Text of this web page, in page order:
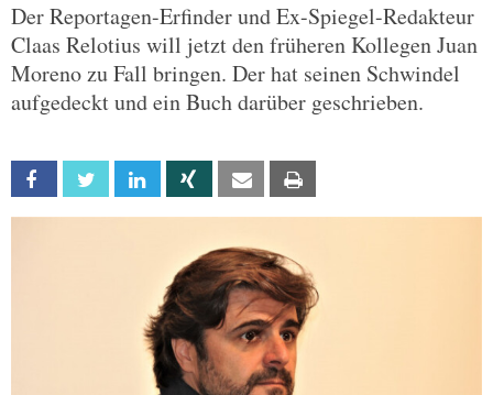
Der Reportagen-Erfinder und Ex-Spiegel-Redakteur
Claas Relotius will jetzt den früheren Kollegen Juan
Moreno zu Fall bringen. Der hat seinen Schwindel
aufgedeckt und ein Buch darüber geschrieben.
Facebook Twitter Linkedin Xing Email